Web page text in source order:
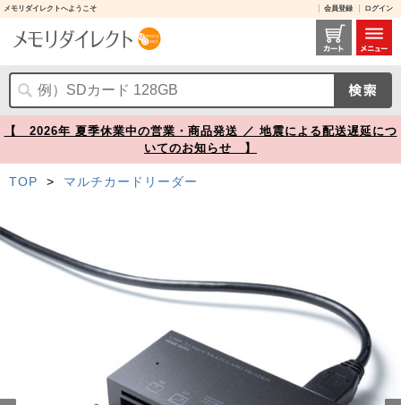
メモリダイレクトへようこそ 会員登録 ログイン
マルチカードリーダー USB 3.1 Gen1 USB A ブラック【メモリダイレクト】
【 2026年 夏季休業中の営業・商品発送 ／ 地震による配送遅延につ
いてのお知らせ 】
TOP > マルチカードリーダー